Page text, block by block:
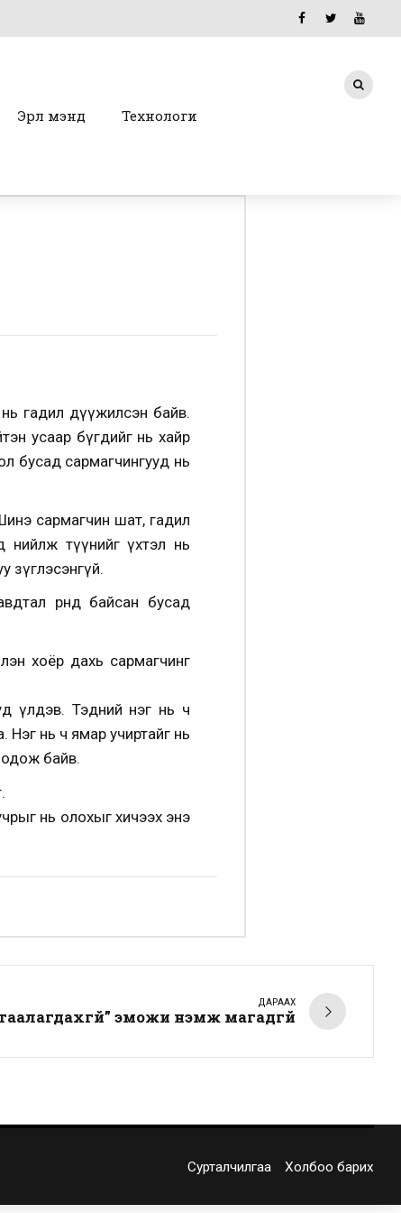
Эрүүл мэнд Технологи
нь гадил дүүжилсэн байв.
усаар бүгдийг нь хайр
бусад сармагчингууд нь
сармагчин шат, гадил
нийлж түүнийг үхтэл нь
зүглэсэнгүй.
өрөөнд байсан бусад
хоёр дахь сармагчинг
үлдэв. Тэдний нэг нь ч
Нэг нь ч ямар учиртайг нь
байв.
нь олохыг хичээх энэ
ДАРААХ
эможи нэмж магадгүй
Сурталчилгаа Холбоо барих